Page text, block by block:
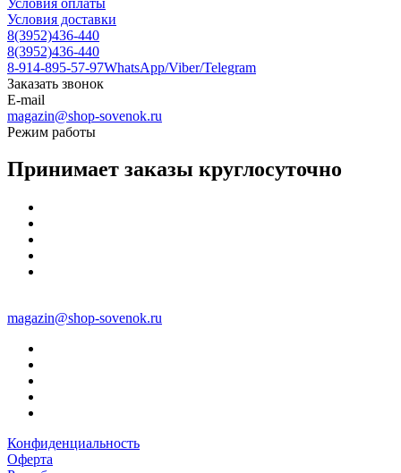
Условия доставки
8(3952)436-440
8(3952)436-440
8-914-895-57-97WhatsApp/Viber/Telegram
Заказать звонок
E-mail
magazin@shop-sovenok.ru
Режим работы
Принимает заказы круглосуточно
magazin@shop-sovenok.ru
Конфиденциальность
Оферта